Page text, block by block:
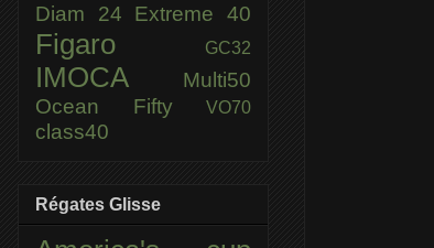
Diam 24 Extreme 40
Figaro GC32
IMOCA
Multi50
Ocean Fifty
VO70
class40
Régates Glisse